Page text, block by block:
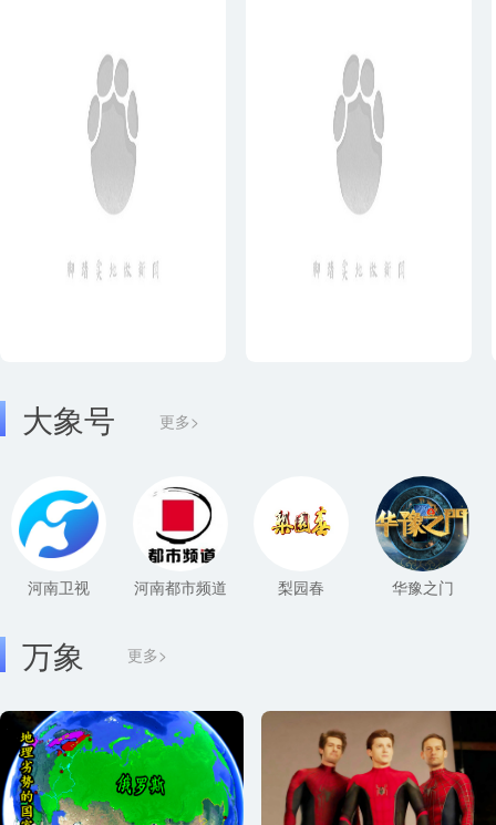
大象号 更多>
河南卫视 河南都市频道 梨园春 华豫之门
更多>
万象